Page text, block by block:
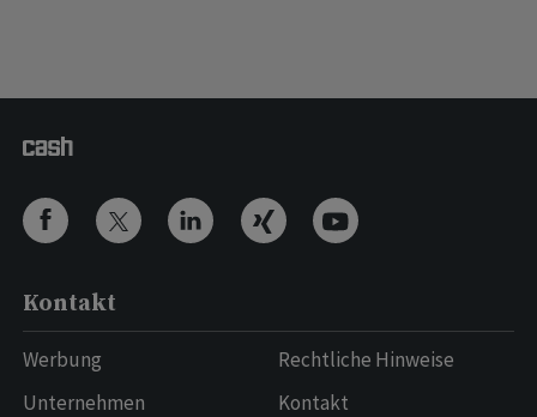
Kontakt
Werbung
Unternehmen
Rechtliche Hinweise
Kontakt